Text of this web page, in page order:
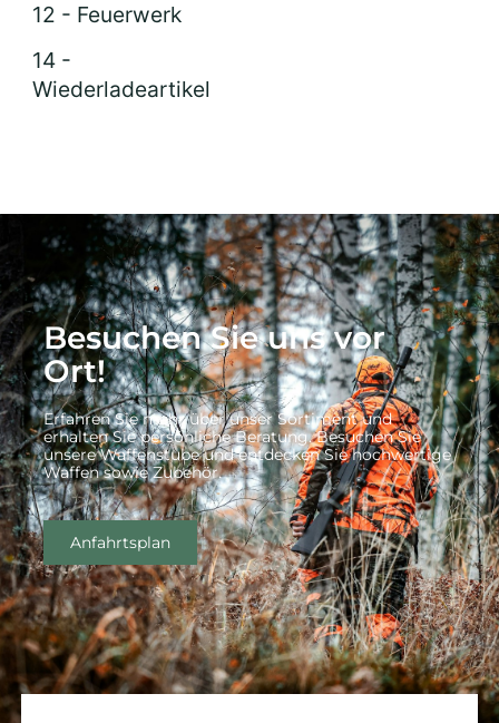
12 - Feuerwerk
14 -
Wiederladeartikel
Besuchen Sie uns vor
Ort!
Erfahren Sie mehr über unser Sortiment und
erhalten Sie persönliche Beratung. Besuchen Sie
unsere Waffenstube und entdecken Sie hochwertige
Waffen sowie Zubehör.
Anfahrtsplan